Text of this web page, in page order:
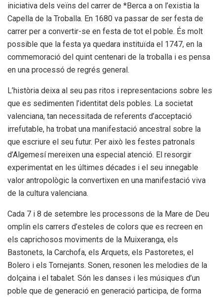
iniciativa dels veïns del carrer de *Berca a on l’existia la
Capella de la Troballa. En 1680 va passar de ser festa de
carrer per a convertir-se en festa de tot el poble. És molt
possible que la festa ya quedara instituïda el 1747, en la
commemoració del quint centenari de la troballa i es pensa
en una processó de regrés general.
L’història deixa al seu pas ritos i representacions sobre les
que es sedimenten l’identitat dels pobles. La societat
valenciana, tan necessitada de referents d’acceptació
irrefutable, ha trobat una manifestació ancestral sobre la
que escriure el seu futur. Per això les festes patronals
d’Algemesí mereixen una especial atenció. El resorgir
experimentat en les últimes décades i el seu innegable
valor antropològic la convertixen en una manifestació viva
de la cultura valenciana.
Cada 7 i 8 de setembre les processons de la Mare de Deu
omplin els carrers d’esteles de colors que es recreen en
els caprichosos moviments de la Muixeranga, els
Bastonets, la Carchofa, els Arquets, els Pastoretes, el
Bolero i els Tornejants. Sonen, resonen les melodies de la
dolçaina i el tabalet. Són les danses i les músiques d’un
poble que de generació en generació participa, de forma